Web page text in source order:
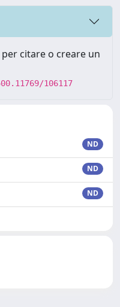
citare o creare un
106117
ND
ND
ND